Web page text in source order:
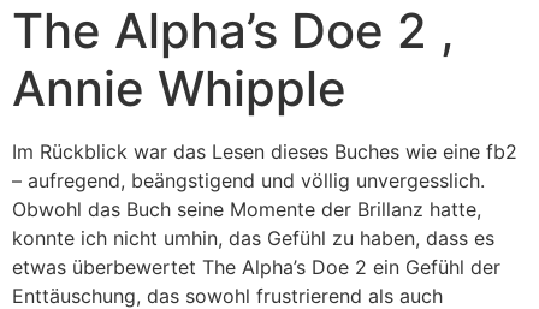
The Alpha’s Doe 2 ,
Annie Whipple
Im Rückblick war das Lesen dieses Buches wie eine fb2
– aufregend, beängstigend und völlig unvergesslich.
Obwohl das Buch seine Momente der Brillanz hatte,
konnte ich nicht umhin, das Gefühl zu haben, dass es
etwas überbewertet The Alpha’s Doe 2 ein Gefühl der
Enttäuschung, das sowohl frustrierend als auch